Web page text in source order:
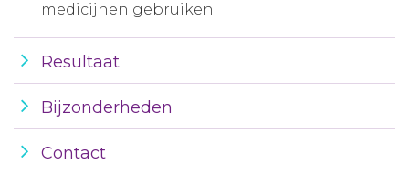
medicijnen gebruiken.
Resultaat
Bijzonderheden
Contact